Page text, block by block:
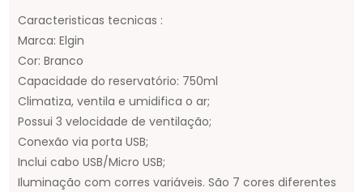
Caracteristicas tecnicas :
Marca: Elgin
Cor: Branco
Capacidade do reservatório: 750ml
Climatiza, ventila e umidifica o ar;
Possui 3 velocidade de ventilação;
Conexão via porta USB;
Inclui cabo USB/Micro USB;
Iluminação com corres variáveis. São 7 cores diferentes